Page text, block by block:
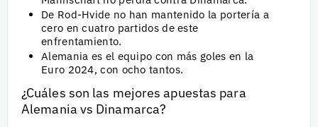
De Rod-Hvide no han mantenido la portería a
cero en cuatro partidos de este
enfrentamiento.
Alemania es el equipo con más goles en la
Euro 2024, con ocho tantos.
¿Cuáles son las mejores apuestas para
Alemania vs Dinamarca?